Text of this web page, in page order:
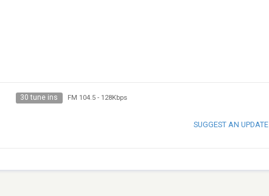
30 tune ins FM 104.5- 128Kbps
SUGGEST AN UPDATE